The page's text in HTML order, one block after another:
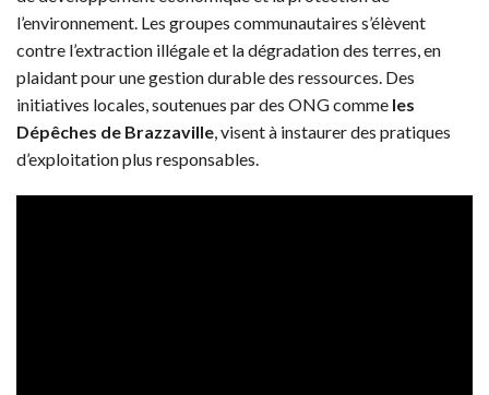
l’environnement. Les groupes communautaires s’élèvent
contre l’extraction illégale et la dégradation des terres, en
plaidant pour une gestion durable des ressources. Des
initiatives locales, soutenues par des ONG comme les
Dépêches de Brazzaville, visent à instaurer des pratiques
d’exploitation plus responsables.